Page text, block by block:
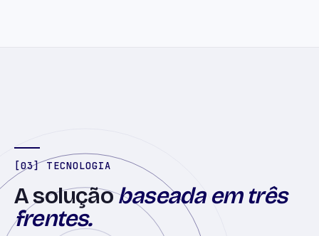
[03] TECNOLOGIA
A soluçãobaseada em três
frentes.